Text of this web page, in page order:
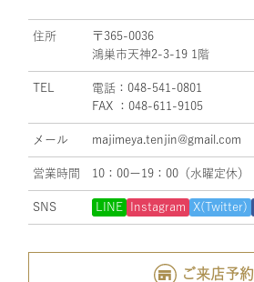
住所
〒365-0036
鴻巣市天神2-3-19 1階
TEL
電話：048-541-0801
FAX ：048-611-9105
メール majimeya.tenjin@gmail.com
営業時間 10：00ー19：00（水曜定休）
SNS LINE Instagram X(Twitter)
ご来店予約